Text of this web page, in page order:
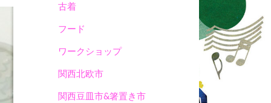
古着
フード
ワークショップ
関西北欧市
関西豆皿市&箸置き市